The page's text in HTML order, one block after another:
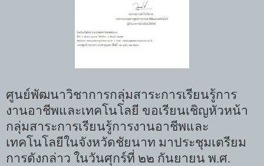
ศูนย์พัฒนาวิชาการกลุ่มสาระการเรียนรู้การ
งานอาชีพและเทคโนโลยี ขอเรียนเชิญหัวหน้า
กลุ่มสาระการเรียนรู้การงานอาชีพและ
เทคโนโลยีในจังหวัดชัยนาท มาประชุมเตรียม
การดังกล่าว ในวันศุกร์ที่ ๒๒ กันยายน พ.ศ.